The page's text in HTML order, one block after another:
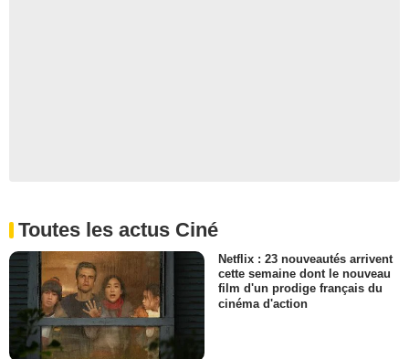
Toutes les actus Ciné
Netflix : 23 nouveautés arrivent
cette semaine dont le nouveau
film d'un prodige français du
cinéma d'action